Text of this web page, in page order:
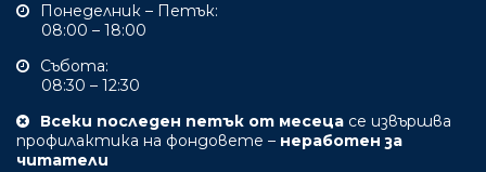
Понеделник – Петък:
08:00 – 18:00
Събота:
08:30 – 12:30
Всеки последен петък от месеца се извършва
профилактика на фондовете – неработен за
читатели